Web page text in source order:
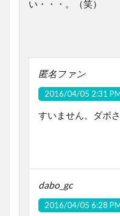
い・・・。（笑）
匿名ファン
2016/04/05 2:31
すいません。ダボ
dabo_gc
2016/04/05 6:28